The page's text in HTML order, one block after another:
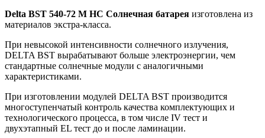
Delta BST 540-72 M HC Солнечная батарея изготовлена из
материалов экстра-класса.
При невысокой интенсивности солнечного излучения,
DELTA BST вырабатывают больше электроэнергии, чем
стандартные солнечные модули с аналогичными
характеристиками.
При изготовлении модулей DELTA BST производится
многоступенчатый контроль качества комплектующих и
технологического процесса, в том числе IV тест и
двухэтапный EL тест до и после ламинации.